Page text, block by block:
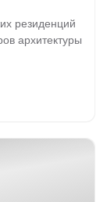
резиденций
архитектуры